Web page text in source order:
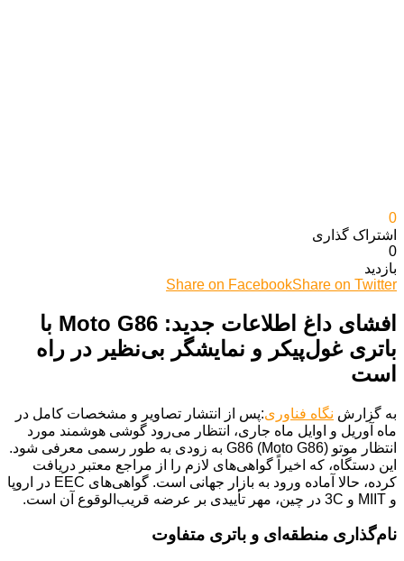
0
اشتراک گذاری‌
0
بازدید
Share on FacebookShare on Twitter
افشای داغ اطلاعات جدید: Moto G86 با
باتری غول‌پیکر و نمایشگر بی‌نظیر در راه
است
به گزارش نگاه فناوری:پس از انتشار تصاویر و مشخصات کامل در
ماه آوریل و اوایل ماه جاری، انتظار می‌رود گوشی هوشمند مورد
انتظار موتو G86 (Moto G86) به زودی به طور رسمی معرفی شود.
این دستگاه، که اخیراً گواهی‌های لازم را از مراجع معتبر دریافت
کرده، حالا آماده ورود به بازار جهانی است. گواهی‌های EEC در اروپا
و MIIT و 3C در چین، مهر تأییدی بر عرضه قریب‌الوقوع آن است.
نام‌گذاری منطقه‌ای و باتری متفاوت